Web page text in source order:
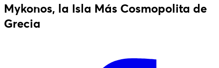
Mykonos, la Isla Más Cosmopolita de
Grecia